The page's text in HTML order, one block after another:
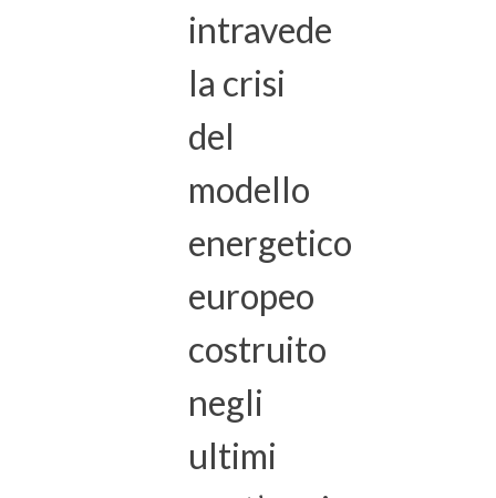
intravede
la crisi
del
modello
energetico
europeo
costruito
negli
ultimi